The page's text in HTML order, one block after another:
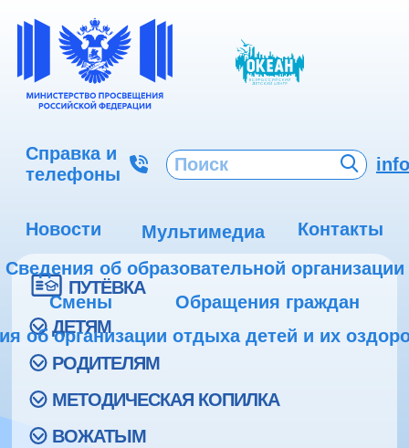
Справка и
телефоны
Новости Мультимедиа
Контакты
Сведения об образовательной организации
Смены
Обращения граждан
об организации отдыха детей и их
ПУТЁВКА
ДЕТЯМ
РОДИТЕЛЯМ
МЕТОДИЧЕСКАЯ КОПИЛКА
ВОЖАТЫМ